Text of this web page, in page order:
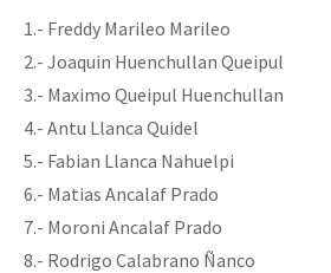
1.- Freddy Marileo Marileo
2.- Joaquin Huenchullan Queipul
3.- Maximo Queipul Huenchullan
4.- Antu Llanca Quidel
5.- Fabian Llanca Nahuelpi
6.- Matias Ancalaf Prado
7.- Moroni Ancalaf Prado
8.- Rodrigo Calabrano Ñanco